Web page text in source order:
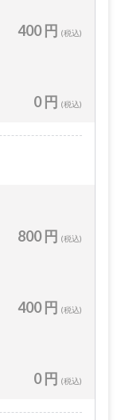
400 円 (税込)
0 円 (税込)
800 円 (税込)
400 円 (税込)
0 円 (税込)